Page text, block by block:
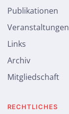
Publikationen
Veranstaltungen
Links
Archiv
Mitgliedschaft
RECHTLICHES